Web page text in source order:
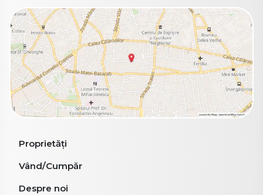
Proprietăți
Vând/Cumpăr
Despre noi